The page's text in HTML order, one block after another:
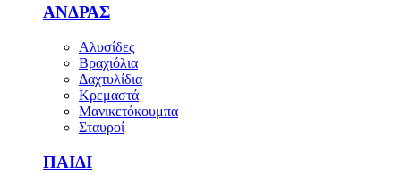
ΑΝΔΡΑΣ
Αλυσίδες
Βραχιόλια
Δαχτυλίδια
Κρεμαστά
Μανικετόκουμπα
Σταυροί
ΠΑΙΔΙ